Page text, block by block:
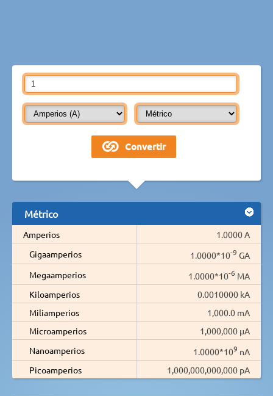
Métrico
Amperios
1.0000 A
Gigaamperios
1.0000*10-9 GA
Megaamperios
1.0000*10-6 MA
Kiloamperios
0.0010000 kA
Miliamperios
1,000.0 mA
Microamperios
1,000,000 µA
Nanoamperios
1.0000*109 nA
Picoamperios
1,000,000,000,000 pA